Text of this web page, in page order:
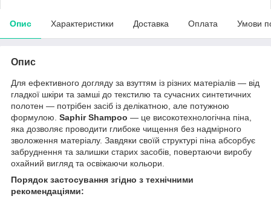
Опис Характеристики Доставка Оплата Умови
Опис
Для ефективного догляду за взуттям із різних матеріалів — від
гладкої шкіри та замші до текстилю та сучасних синтетичних
полотен — потрібен засіб із делікатною, але потужною
формулою. Saphir Shampoo — це високотехнологічна піна,
яка дозволяє проводити глибоке чищення без надмірного
зволоження матеріалу. Завдяки своїй структурі піна абсорбує
забруднення та залишки старих засобів, повертаючи виробу
охайний вигляд та освіжаючи кольори.
Порядок застосування згідно з технічними
рекомендаціями: